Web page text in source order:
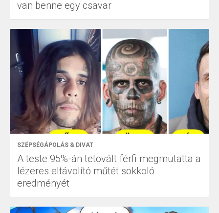
van benne egy csavar
SZÉPSÉGÁPOLÁS & DIVAT
A teste 95%-án tetovált férfi megmutatta a
lézeres eltávolító műtét sokkoló
eredményét